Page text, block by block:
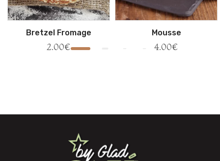
Bretzel Fromage
2.00€
Mousse
4.00€